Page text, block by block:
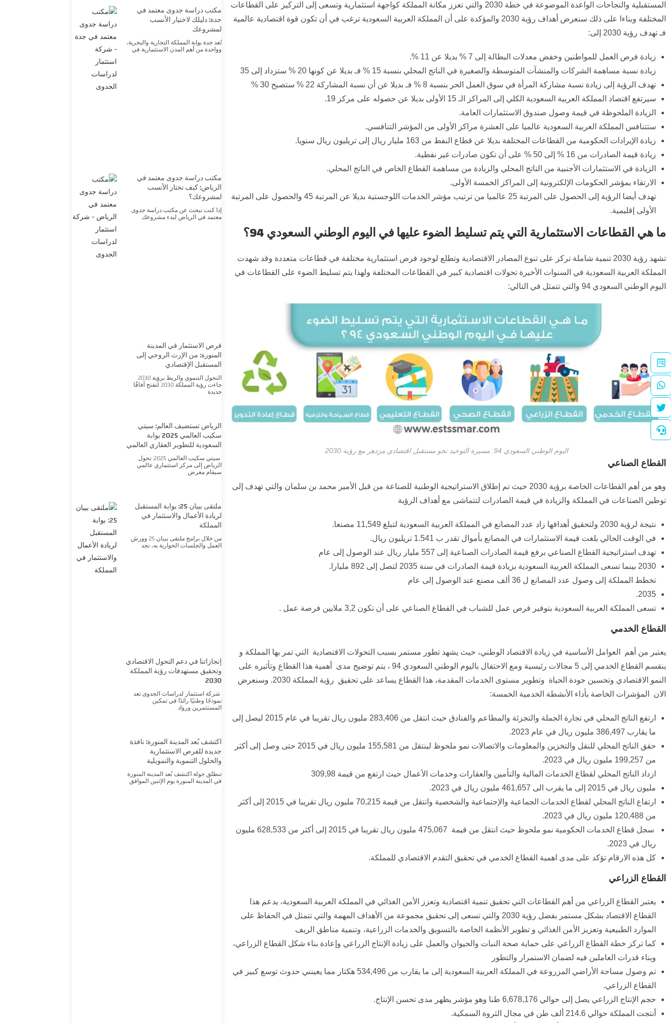
المستقبلية والنجاحات الواعدة الموضوعة في خطة 2030 والتي تعزز مكانة المملكة كواجهة استثمارية وتسعى إلى التركيز على القطاعات
المختلفة وبناءا على ذلك سنعرض أهداف رؤية 2030 والمؤكدة على أن المملكة العربية السعودية ترغب في أن تكون قوة اقتصادية عالمية
فـ تهدف رؤية 2030 إلى:
زيادة فرص العمل للمواطنين وخفض معدلات البطالة إلى 7 % بديلا عن 11 %.
زيادة نسبة مساهمة الشركات والمنشآت المتوسطة والصغيرة في الناتج المحلي بنسبة 15 % فـ بديلا عن كونها 20 % ستزداد إلى 35
تهدف الرؤية إلى زيادة نسبة مشاركة المرأة في سوق العمل الحر بنسبة 8 % فـ بديلا عن أن نسبة المشاركة 22 % ستصبح 30 %
سيرتفع اقتصاد المملكة العربية السعودية الكلي إلى المراكز الـ 15 الأولى بديلا عن حصوله على مركز 19.
الزيادة الملحوظة في قيمة وصول صندوق الاستثمارات العامة.
ستتنافس المملكة العربية السعودية عالميا على العشرة مراكز الأولى من المؤشر التنافسي.
زيادة الإيرادات الحكومية من القطاعات المختلفة بديلا عن قطاع النفط من 163 مليار ريال إلى تريليون ريال سنويا.
زيادة قيمة الصادرات من 16 % إلى 50 % على أن تكون صادرات غير نفطية.
الزيادة في الاستثمارات الأجنبية من الناتج المحلي والزيادة من مساهمة القطاع الخاص في الناتج المحلي.
الارتقاء بمؤشر الحكومات الإلكترونية إلى المراكز الخمسة الأولى.
تهدف أيضا الرؤية إلى الحصول على المرتبة 25 عالميا من ترتيب مؤشر الخدمات اللوجستية بديلا عن المرتبة 45 والحصول على المرتبة
الأولى إقليمية.
ما هي القطاعات الاستثمارية التي يتم تسليط الضوء عليها في اليوم الوطني السعودي 94؟
تشهد رؤية 2030 تنمية شاملة تركز على تنوع المصادر الاقتصادية وتطلع لوجود فرص استثمارية مختلفة في قطاعات متعددة وقد شهدت
المملكة العربية السعودية في السنوات الأخيرة تحولات اقتصادية كبير في القطاعات المختلفة ولهذا يتم تسليط الضوء على القطاعات في
اليوم الوطني السعودي 94 والتي تتمثل في التالي:
اليوم الوطني السعودي 94: مسيرة التوحيد نحو مستقبل اقتصادي مزدهر مع رؤية 2030
القطاع الصناعي
وهو من أهم القطاعات الخاصة برؤية 2030 حيث تم إطلاق الاستراتيجية الوطنية للصناعة من قبل الأمير محمد بن سلمان والتي تهدف إلى
توطين الصناعات في المملكة والزيادة في قيمة الصادرات لتتماشى مع أهداف الرؤية
نتيجة لرؤية 2030 ولتحقيق أهدافها زاد عدد المصانع في المملكة العربية السعودية لتبلغ 11,549 مصنعا.
في الوقت الحالي بلغت قيمة الاستثمارات في المصانع بأموال تقدر ب 1.541 تريليون ريال.
تهدف استراتيجية القطاع الصناعي برفع قيمة الصادرات الصناعية إلى 557 مليار ريال عند الوصول إلى عام
2030 بينما تسعى المملكة العربية السعودية بزيادة قيمة الصادرات في سنة 2035 لتصل إلى 892 مليارا.
تخطط المملكة إلى وصول عدد المصانع ل 36 ألف مصنع عند الوصول إلى عام
2035.
تسعى المملكة العربية السعودية بتوفير فرص عمل للشباب في القطاع الصناعي على أن تكون 3,2 ملايين فرصة عمل .
القطاع الخدمي
يعتبر من أهم العوامل الأساسية في زيادة الاقتصاد الوطني، حيث يشهد تطور مستمر بسبب التحولات الاقتصادية التي تمر بها المملكة و
ينقسم القطاع الخدمي إلى 5 مجالات رئيسية ومع الاحتفال باليوم الوطني السعودي 94 ، يتم توضيح مدى أهمية هذا القطاع وتأثيره على
النمو الاقتصادي وتحسين جودة الحياة وتطوير مستوى الخدمات المقدمة، هذا القطاع يساعد على تحقيق رؤية المملكة 2030. وسنعرض
الان المؤشرات الخاصة بأداء الأنشطة الخدمية الخمسة:
ارتفع الناتج المحلي في تجارة الجملة والتجزئة والمطاعم والفنادق حيث انتقل من 283,406 مليون ريال تقريبا في عام 2015 ليصل إلى
ما يقارب 386,497 مليون ريال في عام 2023.
حقق الناتج المحلي للنقل والتخزين والمعلومات والاتصالات نمو ملحوظ لينتقل من 155,581 مليون ريال في 2015 حتى وصل إلى أكثر
من 199,257 مليون ريال في 2023.
ازداد الناتج المحلي لقطاع الخدمات المالية والتأمين والعقارات وخدمات الأعمال حيث ارتفع من قيمة 309,98
مليون ريال في 2015 إلى ما يقرب الى 461,657 مليون ريال في 2023.
ارتفاع الناتج المحلي لقطاع الخدمات الجماعية والإجتماعية والشخصية وانتقل من قيمة 70,215 مليون ريال تقريبا في 2015 إلى أكثر
من 120,488 مليون ريال في 2023.
سجل قطاع الخدمات الحكومية نمو ملحوظ حيث انتقل من قيمة 475,067 مليون ريال تقريبا في 2015 إلى أكثر من 628,533 مليون
ريال في 2023.
كل هذه الارقام تؤكد على مدى اهمية القطاع الخدمي في تحقيق التقدم الاقتصادي للمملكة.
القطاع الزراعي
يعتبر القطاع الزراعي من أهم القطاعات التي تحقيق تنمية اقتصادية وتعزز الأمن الغذائي في المملكة العربية السعودية، يدعم هذا
القطاع الاقتصاد بشكل مستمر بفضل رؤية 2030 والتي تسعى إلى تحقيق مجموعة من الأهداف المهمة والتي تتمثل في الحفاظ على
الموارد الطبيعية وتعزيز الأمن الغذائي و تطوير الأنظمة الخاصة بالتسويق والخدمات الزراعية، وتنمية مناطق الريف
كما تركز خطة القطاع الزراعي على حماية صحة النبات والحيوان والعمل على زيادة الإنتاج الزراعي وإعادة بناء شكل القطاع الزراعي،
وبناء قدرات العاملين فيه لضمان الاستمرار والتطور
تم وصول مساحة الأراضي المزروعة في المملكة العربية السعودية إلى ما يقارب من 534,496 هكتار مما يعينني حدوث توسع كبير في
القطاع الزراعي.
حجم الإنتاج الزراعي يصل إلى حوالي 6,678,176 طنا وهو مؤشر يظهر مدى تحسن الإنتاج.
أنتجت المملكة حوالي 214.6 ألف طن في مجال الثروة السمكية.
مكتب دراسة جدوى معتمد في
جدة: دليلك لاختيار الأنسب
لمشروعك
تُعد جدة بوابة المملكة التجارية والبحرية،
وواحدة من أهم المدن الاستثمارية في
مكتب دراسة جدوى معتمد في
الرياض: كيف تختار الأنسب
لمشروعك؟
إذا كنت تبحث عن مكتب دراسة جدوى
معتمد في الرياض لبدء مشروعك
فرص الاستثمار في المدينة
المنورة: من الإرث الروحي إلى
المستقبل الإقتصادي
التحول التنموي والربط برؤية 2030
جاءت رؤية المملكة 2030 لتفتح آفاقًا
جديدة
الرياض تستضيف العالم: سيتي
سكيب العالمي 2025 بوابة
السعودية للتطوير العقاري العالمي
سيتي سكيب العالمي 2025: تحول
الرياض إلى مركز استثماري عالمي
سيقام معرض
ملتقى بيبان 25: بوابة المستقبل
لريادة الأعمال والاستثمار في
المملكة
من خلال برامج ملتقى بيبان 25 وورش
العمل والجلسات الحوارية به، نجد
إنجازاتنا في دعم التحول الاقتصادي
وتحقيق مستهدفات رؤية المملكة
2030
شركة استثمار لدراسات الجدوى تعد
نموذجًا وطنيًا رائدًا في تمكين
المستثمرين ورواد
اكتشف بُعد المدينة المنورة: نافذة
جديدة للفرص الاستثمارية
والحلول التنموية والتمويلية
تنطلق جولة اكتشف بُعد المدينة المنورة
في المدينة المنورة يوم الإثنين الموافق